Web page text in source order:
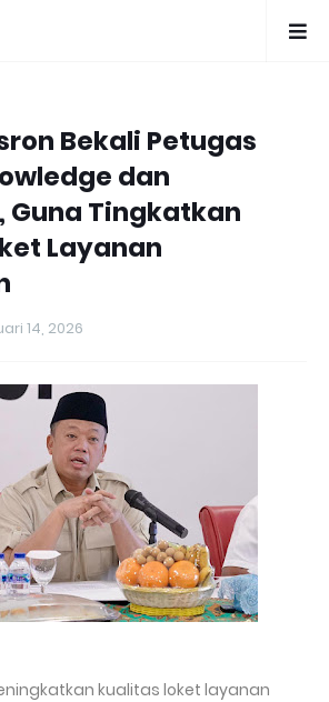
Bekali Petugas
dan
Guna Tingkatkan
Layanan
14, 2026
kualitas loket layanan